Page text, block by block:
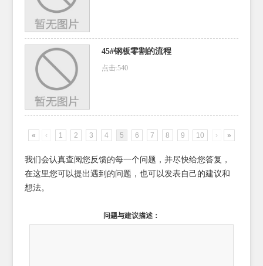
45#钢板零割的流程
点击:540
« ‹ 1 2 3 4 5 6 7 8 9 10 › »
我们会认真查阅您反馈的每一个问题，并尽快给您答复，
在这里您可以提出遇到的问题，也可以发表自己的建议和
想法。
问题与建议描述：